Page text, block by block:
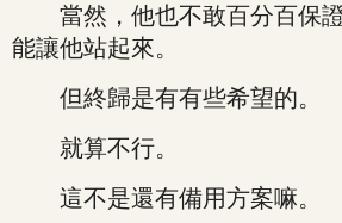
當然，他也不敢百分百保證
能讓他站起來。
但終歸是有有些希望的。
就算不行。
這不是還有備用方案嘛。